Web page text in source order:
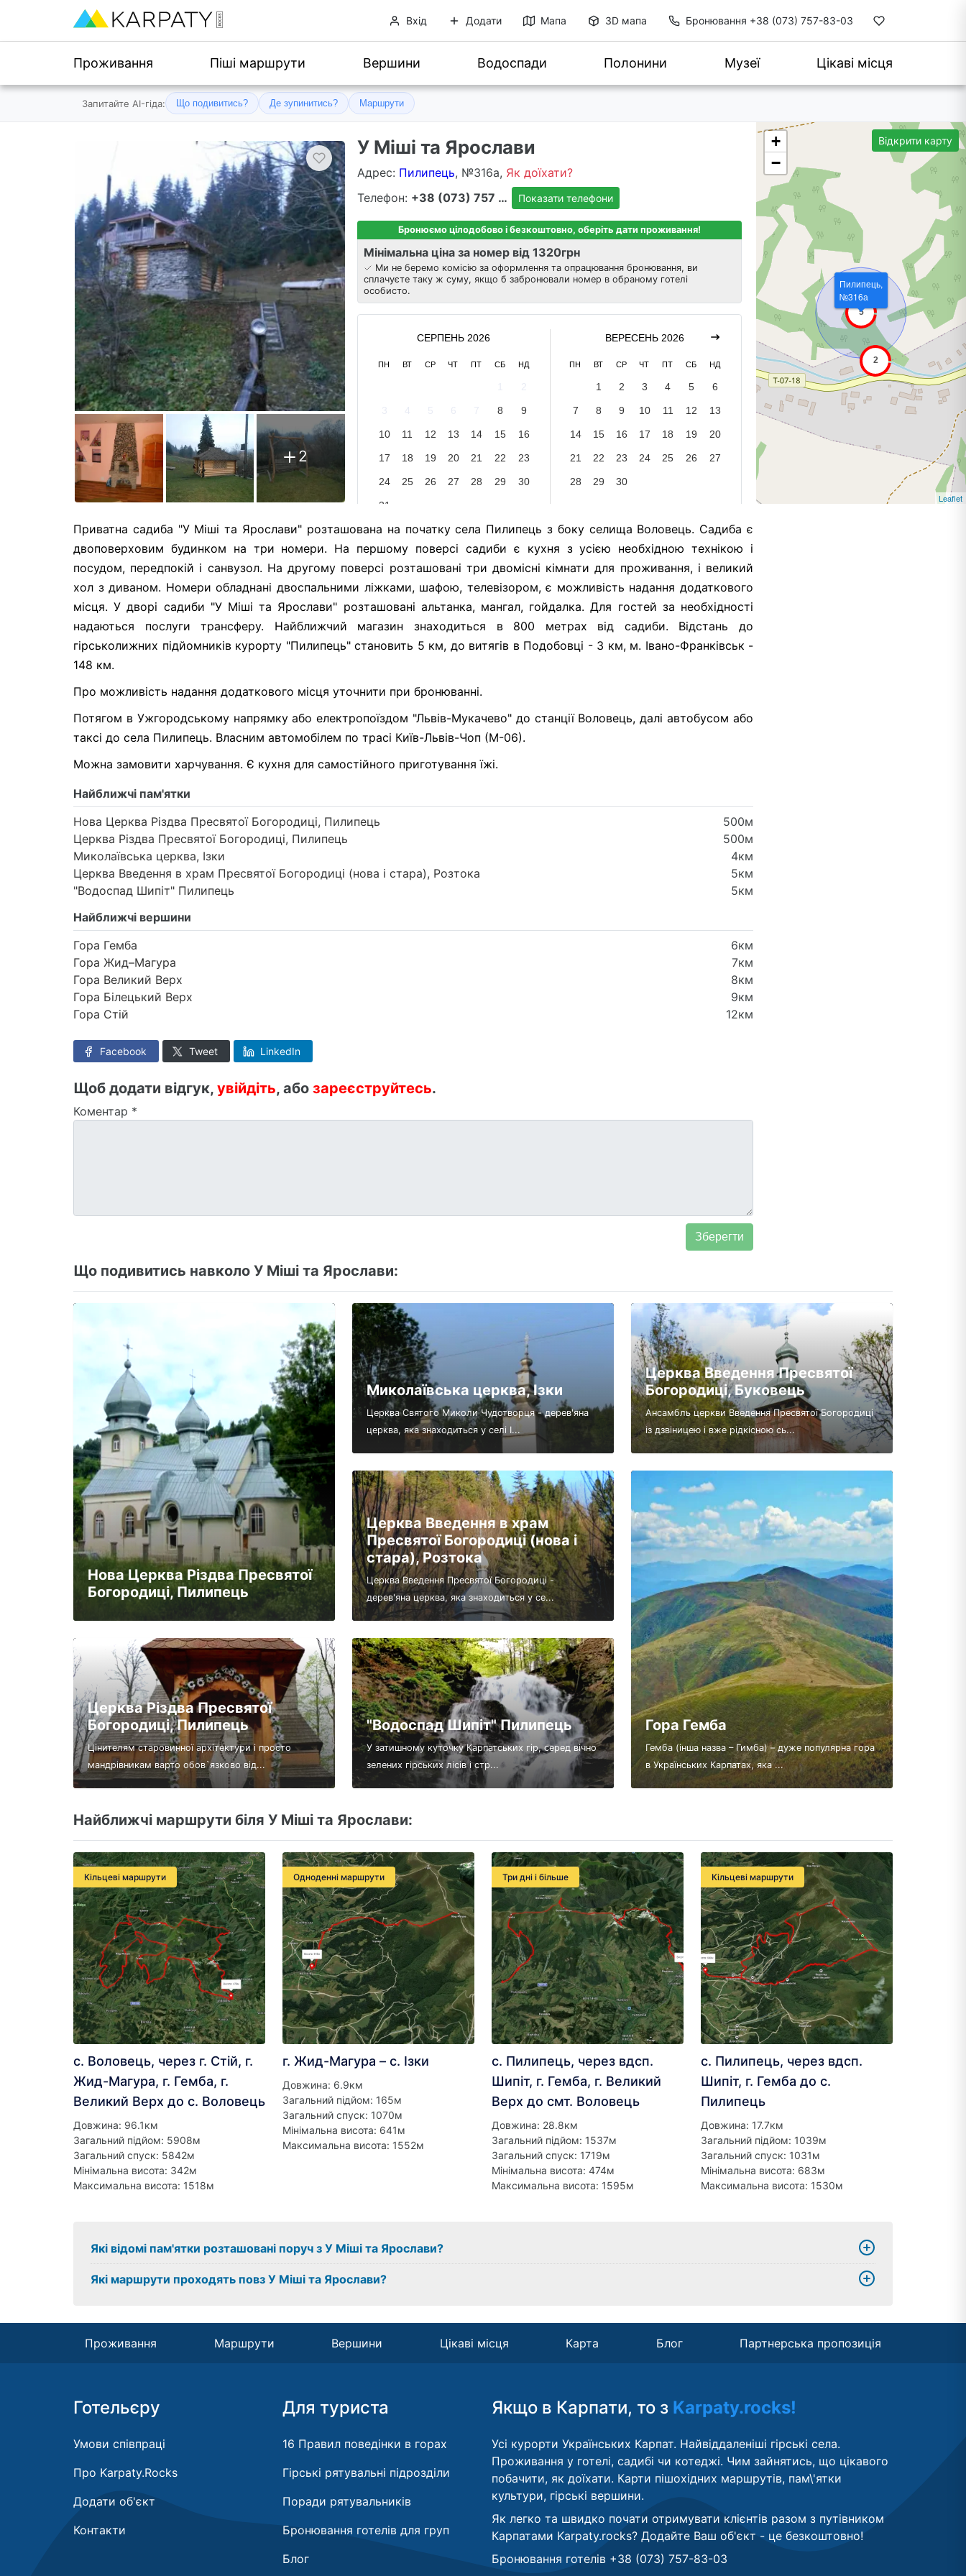
Вхід Додати Мапа 3D мапа Бронювання +38 (073) 757-83-03
Проживання Піші маршрути Вершини Водоспади Полонини Музеї Цікаві місця
Запитайте AI-гіда: Що подивитись? Де зупинитись? Маршрути
2
У Міші та Ярослави
Адрес: Пилипець, №316а, Як доїхати?
Телефон:
+38 (073) 757 8303 Показати телефони
Бронюємо цілодобово і безкоштовно, оберіть дати проживання!
Мінімальна ціна за номер від 1320грн
Ми не беремо комісію за оформлення та опрацювання бронювання, ви
сплачуєте таку ж суму, якщо б забронювали номер в обраному готелі
особисто.
СЕРПЕНЬ 2026
ПН ВТ СР ЧТ ПТ СБ НД
8 9
10 11 12 13 14 15 16
17 18 19 20 21 22 23
24 25 26 27 28 29 30
31
ВЕРЕСЕНЬ 2026
ПН ВТ СР ЧТ ПТ СБ НД
1 2 3 4 5 6
7 8 9 10 11 12 13
14 15 16 17 18 19 20
21 22 23 24 25 26 27
28 29 30
Відкрити карту
Пилипець,
№316а
+
−
Leaflet
Приватна садиба "У Міші та Ярослави" розташована на початку села Пилипець з боку селища Воловець. Садиба є
двоповерховим будинком на три номери. На першому поверсі садиби є кухня з усією необхідною технікою і
посудом, передпокій і санвузол. На другому поверсі розташовані три двомісні кімнати для проживання, і великий
хол з диваном. Номери обладнані двоспальними ліжками, шафою, телевізором, є можливість надання додаткового
місця. У дворі садиби "У Міші та Ярослави" розташовані альтанка, мангал, гойдалка. Для гостей за необхідності
надаються послуги трансферу. Найближчий магазин знаходиться в 800 метрах від садиби. Відстань до
гірськолижних підйомників курорту "Пилипець" становить 5 км, до витягів в Подобовці - 3 км, м. Івано-Франківськ -
148 км.
Про можливість надання додаткового місця уточнити при бронюванні.
Потягом в Ужгородському напрямку або електропоїздом "Львів-Мукачево" до станції Воловець, далі автобусом або
таксі до села Пилипець. Власним автомобілем по трасі Київ-Львів-Чоп (М-06).
Можна замовити харчування. Є кухня для самостійного приготування їжі.
Найближчі пам'ятки
Нова Церква Різдва Пресвятої Богородиці, Пилипець
500м
Церква Різдва Пресвятої Богородиці, Пилипець
500м
Миколаївська церква, Ізки
4км
Церква Введення в храм Пресвятої Богородиці (нова і стара), Розтока
5км
"Водоспад Шипіт" Пилипець
5км
Найближчі вершини
Гора Гемба
6км
Гора Жид–Магура
7км
Гора Великий Верх
8км
Гора Білецький Верх
9км
Гора Стій
12км
Facebook Tweet LinkedIn
Щоб додати відгук, увійдіть, або зареєструйтесь.
Коментар *
Що подивитись навколо У Міші та Ярослави:
Нова Церква Різдва Пресвятої
Богородиці, Пилипець
Церква Різдва Пресвятої
Богородиці, Пилипець
Цінителям старовинної архітектури і просто
мандрівникам варто обов`язково від...
Миколаївська церква, Ізки
Церква Святого Миколи Чудотворця - дерев'яна
церква, яка знаходиться у селі І...
Церква Введення в храм
Пресвятої Богородиці (нова і
стара), Розтока
Церква Введення Пресвятої Богородиці -
дерев'яна церква, яка знаходиться у се...
"Водоспад Шипіт" Пилипець
У затишному куточку Карпатських гір, серед вічно
зелених гірських лісів і стр...
Церква Введення Пресвятої
Богородиці, Буковець
Ансамбль церкви Введення Пресвятої Богородиці
із дзвіницею і вже рідкісною сь...
Гора Гемба
Гемба (інша назва – Гимба) – дуже популярна гора
в Українських Карпатах, яка ...
Найближчі маршрути біля У Міші та Ярослави:
Кільцеві маршрути
с. Воловець, через г. Стій, г.
Жид-Магура, г. Гемба, г.
Великий Верх до с. Воловець
Довжина: 96.1км
Загальний підйом: 5908м
Загальний спуск: 5842м
Мінімальна висота: 342м
Максимальна висота: 1518м
Одноденні маршрути
г. Жид-Магура – с. Ізки
Довжина: 6.9км
Загальний підйом: 165м
Загальний спуск: 1070м
Мінімальна висота: 641м
Максимальна висота: 1552м
Три дні і більше
с. Пилипець, через вдсп.
Шипіт, г. Гемба, г. Великий
Верх до смт. Воловець
Довжина: 28.8км
Загальний підйом: 1537м
Загальний спуск: 1719м
Мінімальна висота: 474м
Максимальна висота: 1595м
Кільцеві маршрути
с. Пилипець, через вдсп.
Шипіт, г. Гемба до с.
Пилипець
Довжина: 17.7км
Загальний підйом: 1039м
Загальний спуск: 1031м
Мінімальна висота: 683м
Максимальна висота: 1530м
Які відомі пам'ятки розташовані поруч з У Міші та Ярослави?
Які маршрути проходять повз У Міші та Ярослави?
Проживання Маршрути Вершини Цікаві місця Карта Блог Партнерська пропозиція
Готельєру
Умови співпраці
Про Karpaty.Rocks
Додати об'єкт
Контакти
Для туриста
16 Правил поведінки в горах
Гірські рятувальні підрозділи
Поради рятувальників
Бронювання готелів для груп
Блог
Якщо в Карпати, то з Karpaty.rocks!
Усі курорти Українських Карпат. Найвіддаленіші гірські села.
Проживання у готелі, садибі чи котеджі. Чим зайнятись, що цікавого
побачити, як доїхати. Карти пішохідних маршрутів, пам\'ятки
культури, гірські вершини.
Як легко та швидко почати отримувати клієнтів разом з путівником
Карпатами Karpaty.rocks? Додайте Ваш об'єкт - це безкоштовно!
Бронювання готелів +38 (073) 757-83-03